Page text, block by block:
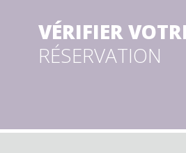
VÉRIFIER
RÉSERVATION